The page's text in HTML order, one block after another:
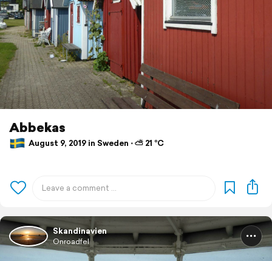
Abbekas
August 9, 2019 in Sweden ⋅ ⛅ 21 °C
Skandinavien
Onroadfel